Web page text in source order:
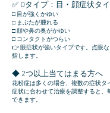
✅ Dタイプ：目・顔症状タ
□ 目が強くかゆい
□ まぶたが腫れる
□ 顔や鼻の奥がかゆい
□ コンタクトがつらい
👉 眼症状が強いタイプです。 点眼
指します。
◆ 2つ以上当てはまる方へ
花粉症は多くの場合、複数の症状タ
症状に合わせて治療を調整すると、
できます。